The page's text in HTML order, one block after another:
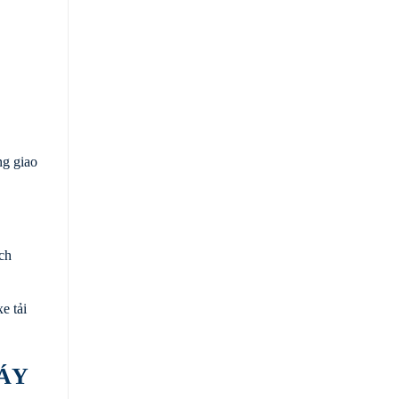
giao
tải